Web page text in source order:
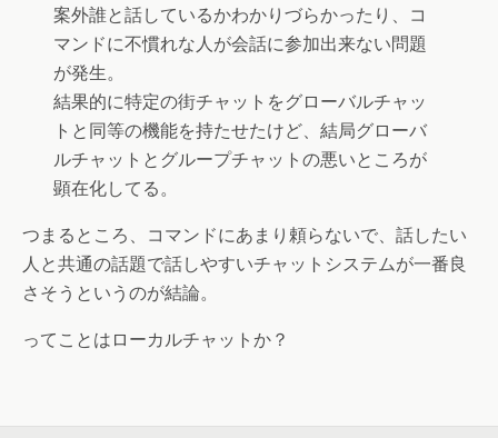
案外誰と話しているかわかりづらかったり、コ
マンドに不慣れな人が会話に参加出来ない問題
が発生。
結果的に特定の街チャットをグローバルチャッ
トと同等の機能を持たせたけど、結局グローバ
ルチャットとグループチャットの悪いところが
顕在化してる。
つまるところ、コマンドにあまり頼らないで、話したい
人と共通の話題で話しやすいチャットシステムが一番良
さそうというのが結論。
ってことはローカルチャットか？